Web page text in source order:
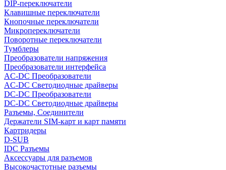
DIP-переключатели
Клавишные переключатели
Кнопочные переключатели
Микропереключатели
Поворотные переключатели
Тумблеры
Преобразователи напряжения
Преобразователи интерфейса
AC-DC Преобразователи
AC-DC Светодиодные драйверы
DC-DC Преобразователи
DC-DC Светодиодные драйверы
Разъемы, Соединители
Держатели SIM-карт и карт памяти
Картридеры
D-SUB
IDC Разъемы
Аксессуары для разъемов
Высокочастотные разъемы